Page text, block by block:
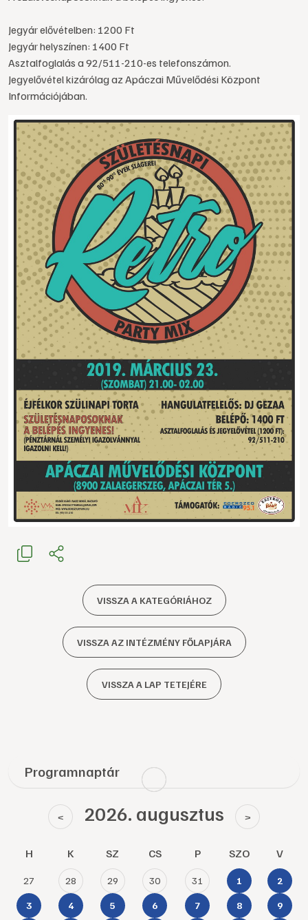
Jegyár elővételben: 1200 Ft
Jegyár helyszínen: 1400 Ft
Asztalfoglalás a 92/511-210-es telefonszámon.
Jegyelővétel kizárólag az Apáczai Művelődési Központ
Információjában.
VISSZA A KATEGÓRIÁHOZ
VISSZA AZ INTÉZMÉNY FŐLAPJÁRA
VISSZA A LAP TETEJÉRE
Programnaptár
< 2026. augusztus >
H K SZ CS P SZO V
27 28 29 30 31 1 2
3 4 5 6 7 8 9